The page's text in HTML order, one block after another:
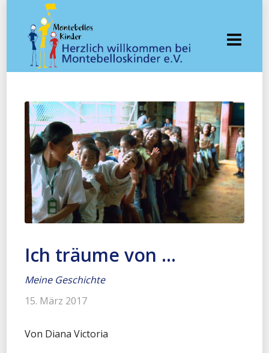
Ich träume von …
Meine Geschichte
15. März 2017
Von Diana Victoria